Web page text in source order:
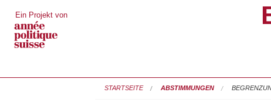
Ein Projekt von
STARTSEITE ABSTIMMUNGEN